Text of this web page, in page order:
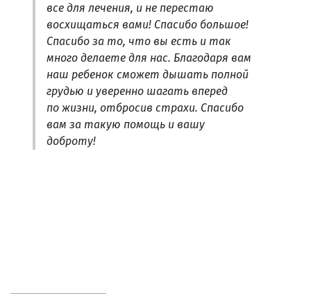
все для лечения, и не перестаю
восхищаться вами! Спасибо большое!
Спасибо за то, что вы есть и так
много делаете для нас. Благодаря вам
наш ребенок сможет дышать полной
грудью и уверенно шагать вперед
по жизни, отбросив страхи. Спасибо
вам за такую помощь и вашу
доброту!